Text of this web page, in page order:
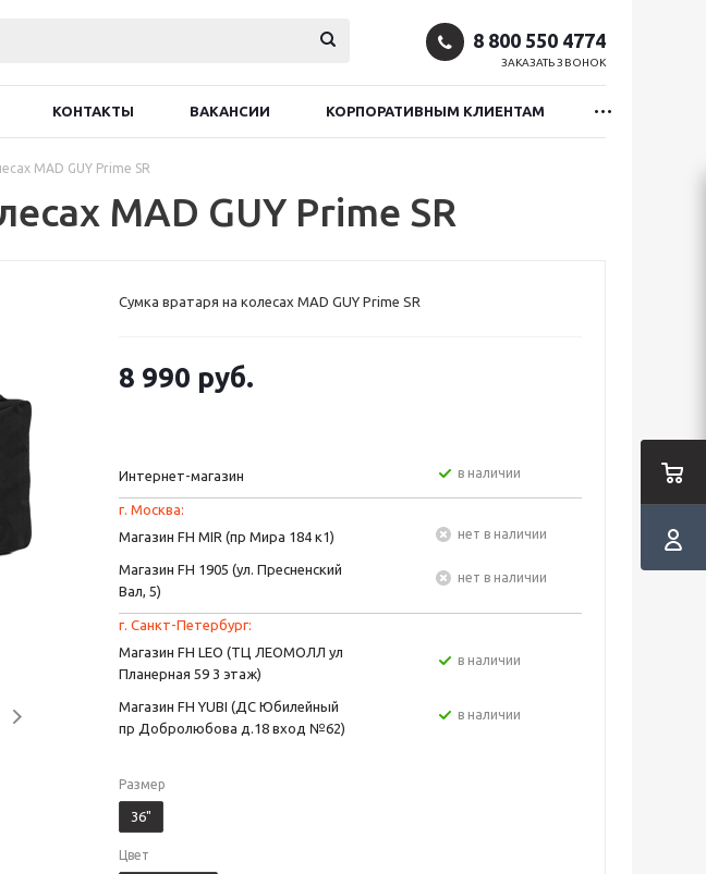
8 800 550 4774
ЗАКАЗАТЬ ЗВОНОК
КОНТАКТЫ ВАКАНСИИ КОРПОРАТИВНЫМ КЛИЕНТАМ
MAD GUY Prime SR
MAD GUY Prime SR
Сумка вратаря на колесах MAD GUY Prime SR
8 990 руб.
Интернет-магазин в наличии
г. Москва:
Магазин FH MIR (пр Мира 184 к1)
Нет в наличии
Магазин FH 1905 (ул. Пресненский
Вал, 5)
Нет в наличии
г. Санкт-Петербург:
Магазин FH LEO (ТЦ ЛЕОМОЛЛ ул
Планерная 59 3 этаж)
в наличии
Магазин FH YUBI (ДС Юбилейный
пр Добролюбова д.18 вход №62)
в наличии
Размер
36"
Цвет